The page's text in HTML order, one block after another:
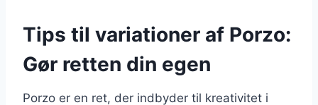
Tips til variationer af Porzo:
Gør retten din egen
Porzo er en ret, der indbyder til kreativitet i